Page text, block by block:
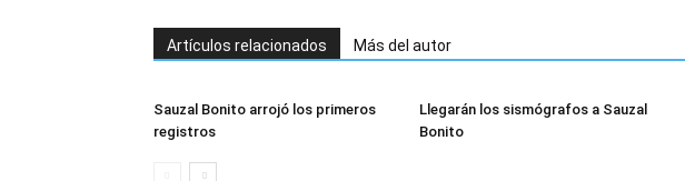
Artículos relacionados Más del autor
Sauzal Bonito arrojó los primeros
registros
Llegarán los sismógrafos a Sauzal
Bonito